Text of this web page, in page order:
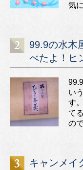
気
99.9の水木
べたよ！ヒ
い
す
て
の
キャンメイ